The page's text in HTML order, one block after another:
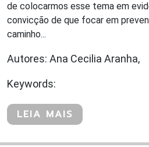
de colocarmos esse tema em
convicção de que focar em
caminho...
Autores: Ana Cecilia Aranha,
Keywords:
LEIA MAIS